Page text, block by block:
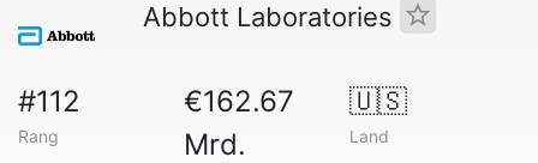
Abbott Laboratories
#112
Rang
€162.67
Mrd.
🇺🇸
Land